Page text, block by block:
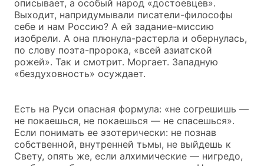
описывает, а особый народ «достоевцев».
Выходит, напридумывали писатели-философы
себе и нам Россию? А ей задание-миссию
изобрели. А она плюнула-растерла и обернулась,
по слову поэта-пророка, «всей азиатской
рожей». Так и смотрит. Моргает. Западную
«бездуховность» осуждает.
Есть на Руси опасная формула: «не согрешишь —
не покаешься, не покаешься — не спасешься».
Если понимать ее эзотерически: не познав
собственной, внутренней тьмы, не выйдешь к
Свету, опять же, если алхимические — нигредо,